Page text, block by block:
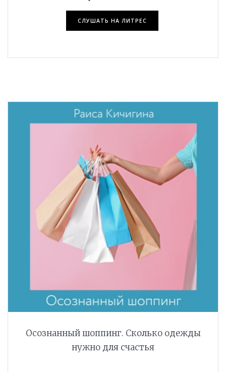
СЛУШАТЬ НА ЛИТРЕС
ПОДРОБНЕЕ
Осознанный шоппинг. Сколько одежды
нужно для счастья